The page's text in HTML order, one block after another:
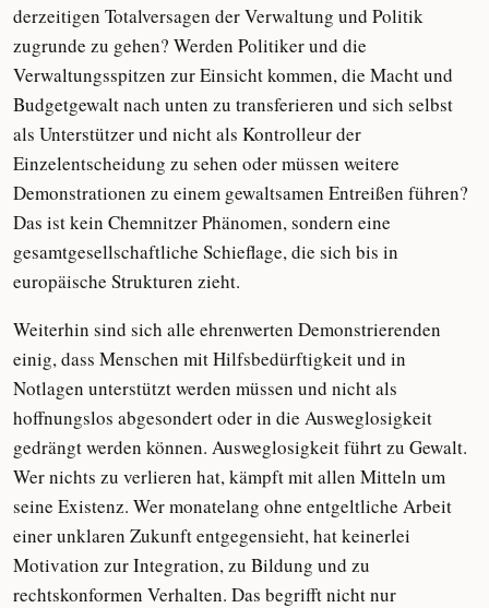
derzeitigen Totalversagen der Verwaltung und Politik
zugrunde zu gehen? Werden Politiker und die
Verwaltungsspitzen zur Einsicht kommen, die Macht und
Budgetgewalt nach unten zu transferieren und sich selbst
als Unterstützer und nicht als Kontrolleur der
Einzelentscheidung zu sehen oder müssen weitere
Demonstrationen zu einem gewaltsamen Entreißen führen?
Das ist kein Chemnitzer Phänomen, sondern eine
gesamtgesellschaftliche Schieflage, die sich bis in
europäische Strukturen zieht.
Weiterhin sind sich alle ehrenwerten Demonstrierenden
einig, dass Menschen mit Hilfsbedürftigkeit und in
Notlagen unterstützt werden müssen und nicht als
hoffnungslos abgesondert oder in die Ausweglosigkeit
gedrängt werden können. Ausweglosigkeit führt zu Gewalt.
Wer nichts zu verlieren hat, kämpft mit allen Mitteln um
seine Existenz. Wer monatelang ohne entgeltliche Arbeit
einer unklaren Zukunft entgegensieht, hat keinerlei
Motivation zur Integration, zu Bildung und zu
rechtskonformen Verhalten. Das begrifft nicht nur